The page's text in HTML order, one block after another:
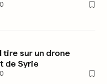
0
tire sur un drone
de Syrie
0